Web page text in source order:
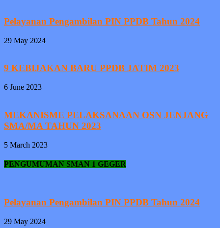
Pelayanan Pengambilan PIN PPDB Tahun 2024
29 May 2024
9 KEBIJAKAN BARU PPDB JATIM 2023
6 June 2023
MEKANISME PELAKSANAAN OSN JENJANG
SMA/MA TAHUN 2023
5 March 2023
PENGUMUMAN SMAN 1 GEGER
Pelayanan Pengambilan PIN PPDB Tahun 2024
29 May 2024